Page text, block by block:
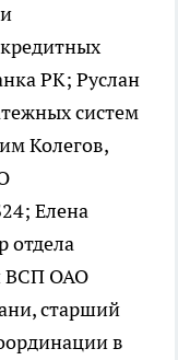
РК; Руслан
систем
Колегов,
Елена
отдела
ВСП ОАО
старший
в